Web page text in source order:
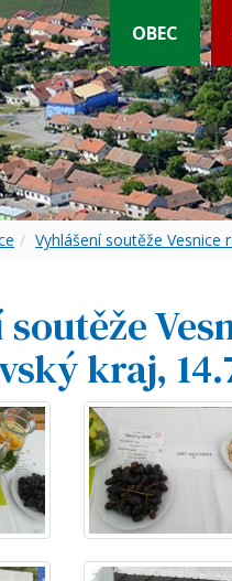
OBEC
Vyhlášení soutěže Vesnice
kraj,